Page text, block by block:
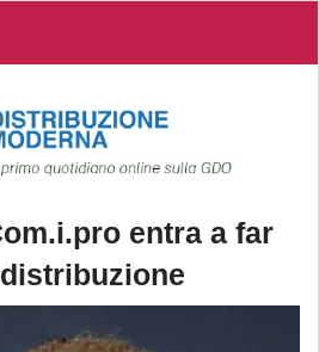
entra a far